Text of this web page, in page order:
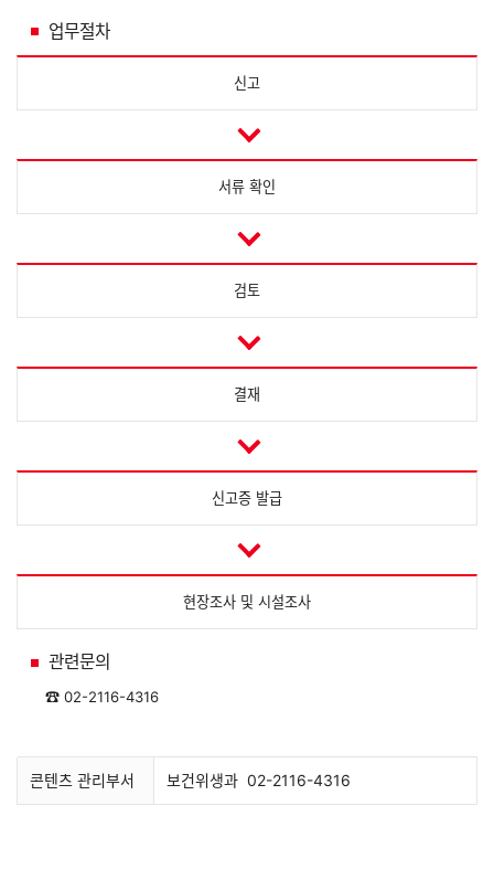
업무절차
신고
서류 확인
검토
결재
신고증 발급
현장조사 및 시설조사
관련문의
☎02-2116-4316
콘텐츠 관리부서 보건위생과 02-2116-4316